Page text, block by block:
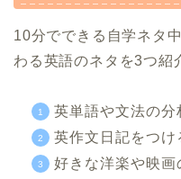
10分でできる自学ネタ
わる英語のネタを3つ紹
英単語や文法の分
英作文日記をつけ
好きな洋楽や映画